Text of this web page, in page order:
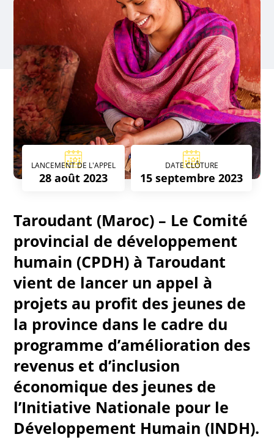
LANCEMENT DE L'APPEL
28 août 2023
DATE CLÔTURE
15 septembre 2023
Taroudant (Maroc) – Le Comité
provincial de développement
humain (CPDH) à Taroudant
vient de lancer un appel à
projets au profit des jeunes de
la province dans le cadre du
programme d’amélioration des
revenus et d’inclusion
économique des jeunes de
l’Initiative Nationale pour le
Développement Humain (INDH).